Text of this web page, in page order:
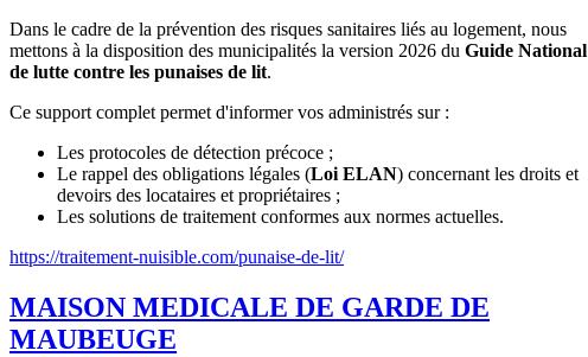
Dans le cadre de la prévention des risques sanitaires liés au logement, nous
mettons à la disposition des municipalités la version 2026 du Guide National
de lutte contre les punaises de lit.
Ce support complet permet d'informer vos administrés sur :
Les protocoles de détection précoce ;
Le rappel des obligations légales (Loi ELAN) concernant les droits et
devoirs des locataires et propriétaires ;
Les solutions de traitement conformes aux normes actuelles.
https://traitement-nuisible.com/punaise-de-lit/
MAISON MEDICALE DE GARDE DE
MAUBEUGE